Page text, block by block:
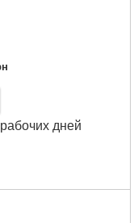
дней